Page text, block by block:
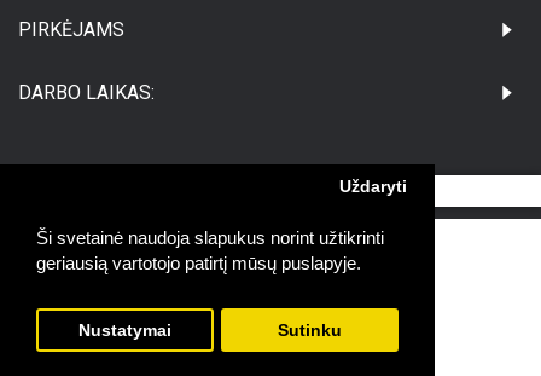
Ši svetainė naudoja slapukus norint užtikrinti
geriausią vartotojo patirtį mūsų puslapyje.
Uždaryti
Nustatymai Sutinku
PIRKĖJAMS
DARBO LAIKAS:
©Visos teisės saugomos UAB Medikatus